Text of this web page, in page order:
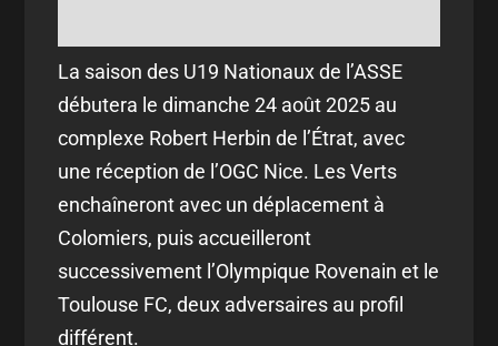
La saison des U19 Nationaux de l’ASSE
débutera le dimanche 24 août 2025 au
complexe Robert Herbin de l’Étrat, avec
une réception de l’OGC Nice. Les Verts
enchaîneront avec un déplacement à
Colomiers, puis accueilleront
successivement l’Olympique Rovenain et le
Toulouse FC, deux adversaires au profil
différent.